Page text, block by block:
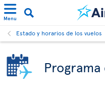
Menu
Estado y horarios de los vuelos